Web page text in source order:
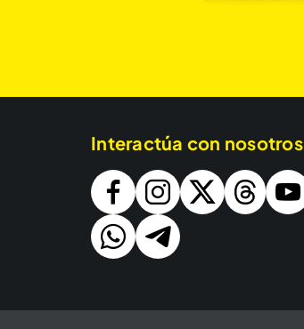
Interactúa con nosotros